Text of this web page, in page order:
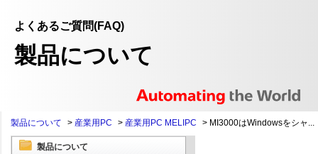
よくあるご質問(FAQ)
製品について
製品について > 産業用PC > 産業用PC MELIPC > MI3000はWindowsをシャ...
製品について